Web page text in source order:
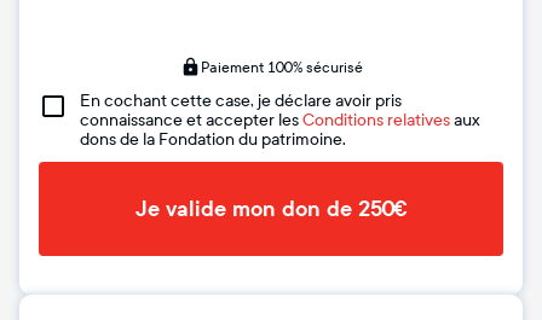
Paiement 100% sécurisé
En cochant cette case, je déclare avoir pris
connaissance et accepter lesConditions relativesaux
dons de la Fondation du patrimoine.
Je valide mon don de 250€